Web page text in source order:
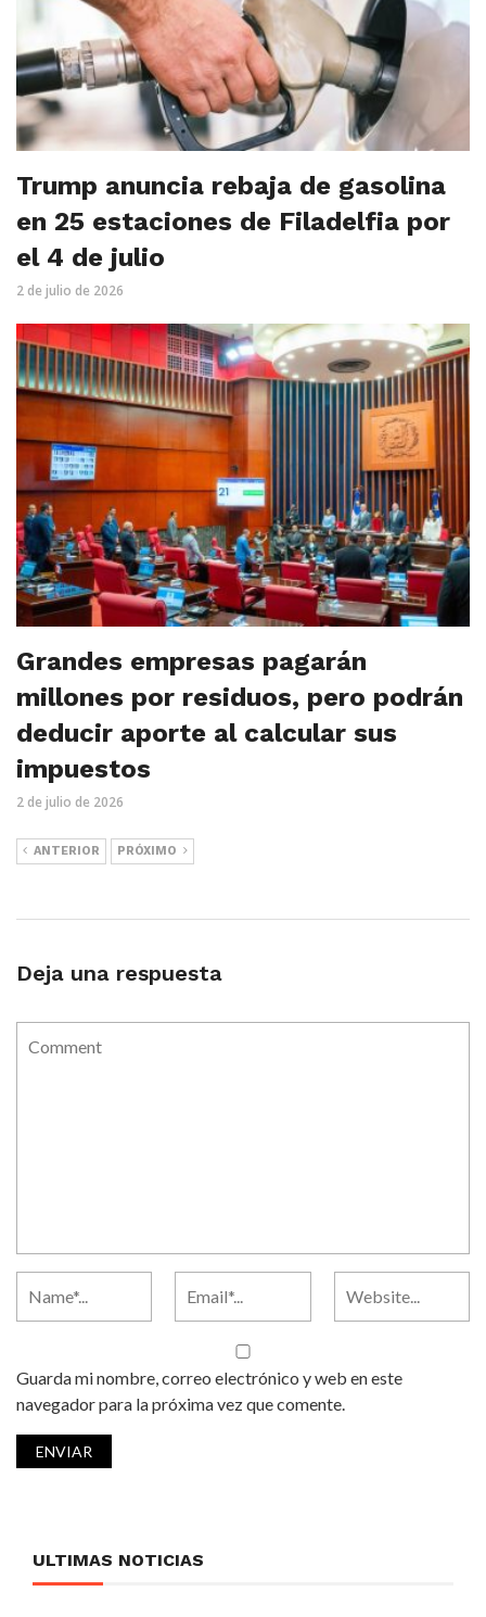
Trump anuncia rebaja de gasolina
en 25 estaciones de Filadelfia por
el 4 de julio
2 de julio de 2026
Grandes empresas pagarán
millones por residuos, pero podrán
deducir aporte al calcular sus
impuestos
2 de julio de 2026
ANTERIOR PRÓXIMO
Deja una respuesta
Guarda mi nombre, correo electrónico y web en este
navegador para la próxima vez que comente.
ULTIMAS NOTICIAS